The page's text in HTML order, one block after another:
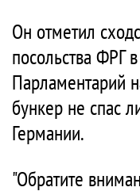
Он отметил
посольства ФРГ
Парламентарий
бункер не спас
Германии.
"Обратите